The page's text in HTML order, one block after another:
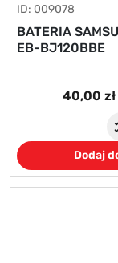
ID: 009078
BATERIA
EB-BJ120BBE
40,00 zł
Dodaj